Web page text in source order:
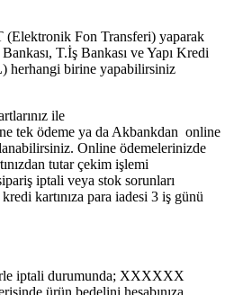
(Elektronik Fon Transferi) yaparak
T.İş Bankası ve Yapı Kredi
herhangi birine yapabilirsiniz
ile
tek ödeme ya da Akbankdan online
Online ödemelerinizde
tutar çekim işlemi
iptali veya stok sorunları
kartınıza para iadesi 3 iş günü
iptali durumunda; XXXXXX
ürün bedelini hesabınıza